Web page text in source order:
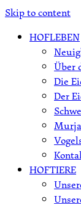
Skip to content
HOFLEBEN
Über
Die
Der
HOFTIERE